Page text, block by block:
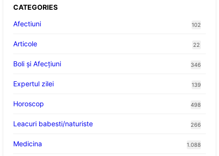
CATEGORIES
Afectiuni
102
Articole 22
Boli și Afecțiuni 346
Expertul zilei 139
Horoscop 498
Leacuri babesti/naturiste 266
Medicina 1.088